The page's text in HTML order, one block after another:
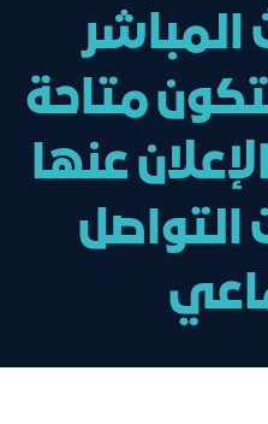
المباشر
متاحة
عنها